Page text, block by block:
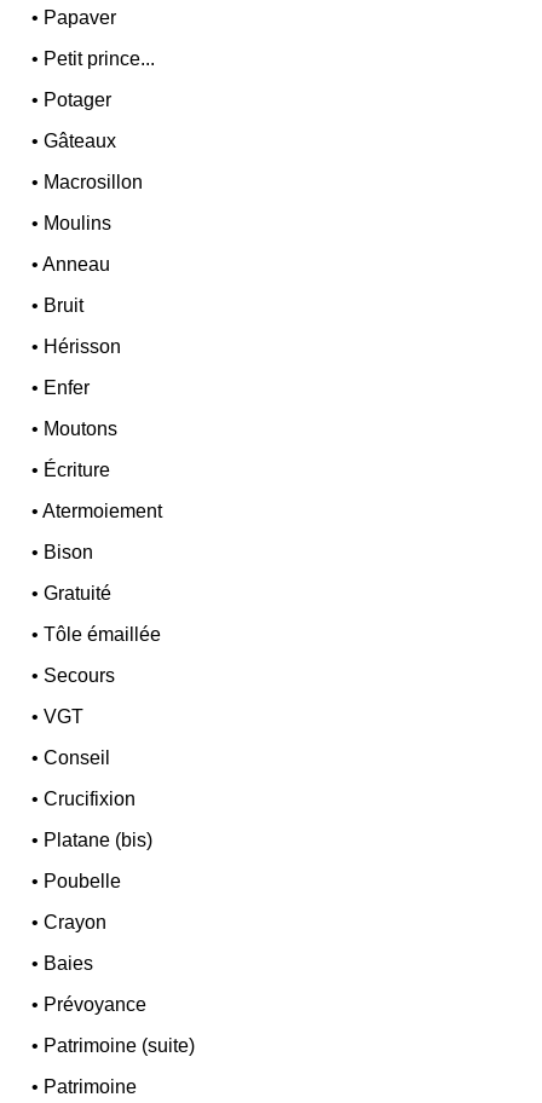
• Papaver
• Petit prince...
• Potager
•Gâteaux
• Macrosillon
• Moulins
•Anneau
• Bruit
• Hérisson
• Enfer
• Moutons
• Écriture
•Atermoiement
• Bison
•Gratuité
•Tôle émaillée
• Secours
•VGT
•Conseil
•Crucifixion
• Platane (bis)
• Poubelle
•Crayon
• Baies
• Prévoyance
• Patrimoine (suite)
• Patrimoine